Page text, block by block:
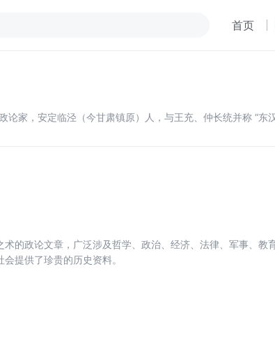
首页
家，安定临泾（今甘肃镇原）人，与王充、仲长统并称 “东汉
的政论文章，广泛涉及哲学、政治、经济、法律、军事、教
提供了珍贵的历史资料。